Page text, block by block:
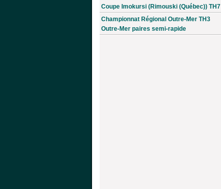
Coupe Imokursi (Rimouski (Québec)) TH7
Championnat Régional Outre-Mer TH3
Outre-Mer paires semi-rapide